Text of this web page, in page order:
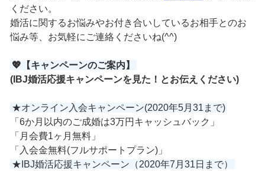
ください。
婚活に関するお悩みやお付き合いしているお相手とのお
悩み等、お気軽にご連絡くださいね(^^)
💖【キャンペーンのご案内】
(IBJ婚活応援キャンペーンを見た！とお伝えください)
★オンライン入会キャンペーン(2020年5月31まで)
「6か月以内のご成婚は3万円キャッシュバック」
「月会費1ヶ月無料」
「入会金無料(フルサポートプラン)」
★IBJ婚活応援キャンペーン（2020年7月31日まで）